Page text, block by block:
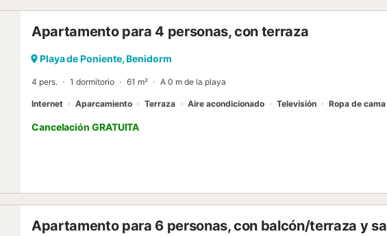
Apartamento para 4 personas, con terraza
Playa de Poniente, Benidorm
4 pers. 1 dormitorio 61 m² A 0 m de la playa
Internet Aparcamiento Terraza Aire acondicionado Televisión Ropa de cama
Cancelación GRATUITA
Apartamento para 6 personas, con balcón/terraza y